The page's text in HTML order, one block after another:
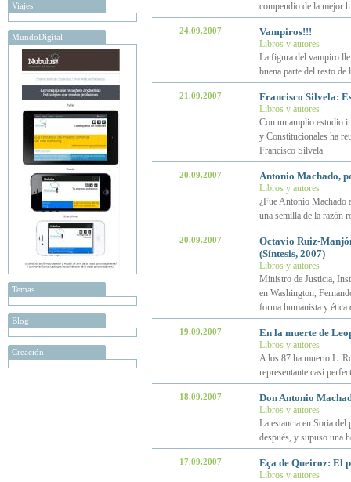
Viajes
MundoDigital
Temas
Blog
Creación
compendio de la mejor
24.09.2007 Vampiros!!!
Libros y autores
La figura del vampiro
buena parte del resto de
21.09.2007 Francisco Silvela:
Libros y autores
Con un amplio estudio
y Constitucionales ha
Francisco Silvela
20.09.2007 Antonio Machado,
Libros y autores
¿Fue Antonio Machado
una semilla de la razón
20.09.2007
Octavio Ruiz-
(Síntesis, 2007)
Libros y autores
Ministro de Justicia,
en Washington,
forma humanista y ética
19.09.2007 En la muerte de
Libros y autores
A los 87 ha muerto L.
representante casi
18.09.2007 Don Antonio
Libros y autores
La estancia en Soria
después, y supuso una
17.09.2007 Eça de Queiroz: El
Libros y autores